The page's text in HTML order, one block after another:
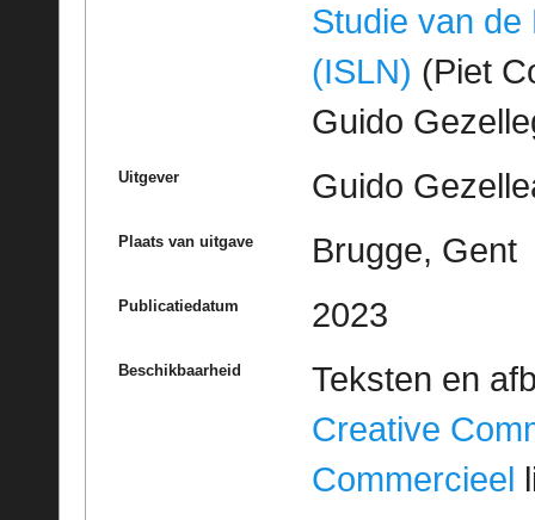
Studie van de
(ISLN) (Piet
Guido
Uitgever Guido
Plaats van uitgave Brugge, Gent
Publicatiedatum 2023
Beschikbaarheid
Teksten en
Creative
Commercieel